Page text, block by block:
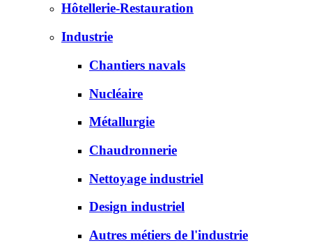
Hôtellerie-Restauration
Industrie
Chantiers navals
Nucléaire
Métallurgie
Chaudronnerie
Nettoyage industriel
Design industriel
Autres métiers de l'industrie